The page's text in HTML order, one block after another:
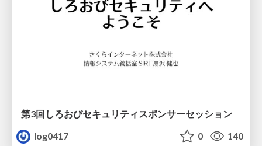
第3回しろおびセキュリティスポンサーセッション
log0417
0 140